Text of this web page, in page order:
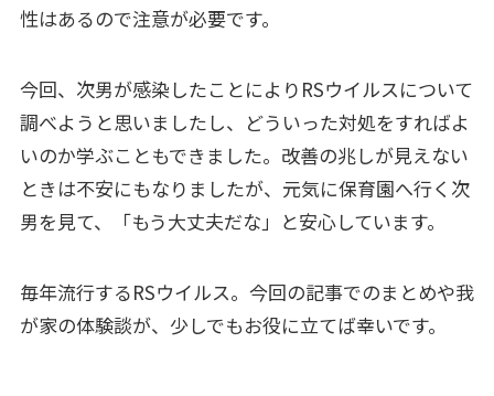
性はあるので注意が必要です。
今回、次男が感染したことによりRSウイルスについて
調べようと思いましたし、どういった対処をすればよ
いのか学ぶこともできました。改善の兆しが見えない
ときは不安にもなりましたが、元気に保育園へ行く次
男を見て、「もう大丈夫だな」と安心しています。
毎年流行するRSウイルス。今回の記事でのまとめや我
が家の体験談が、少しでもお役に立てば幸いです。